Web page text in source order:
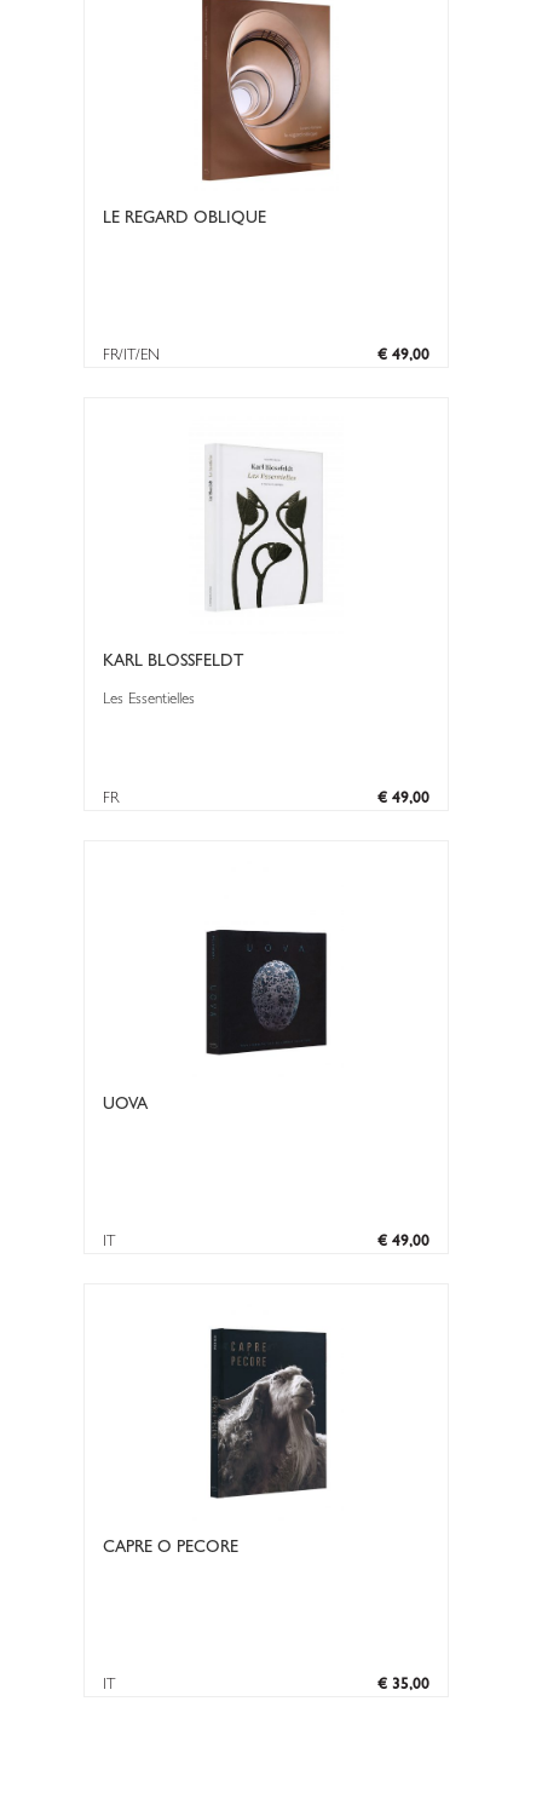
LE REGARD OBLIQUE
€ 49,00
FR/IT/EN
KARL BLOSSFELDT
Les Essentielles
€ 49,00
FR
UOVA
€ 49,00
IT
CAPRE O PECORE
€ 35,00
IT